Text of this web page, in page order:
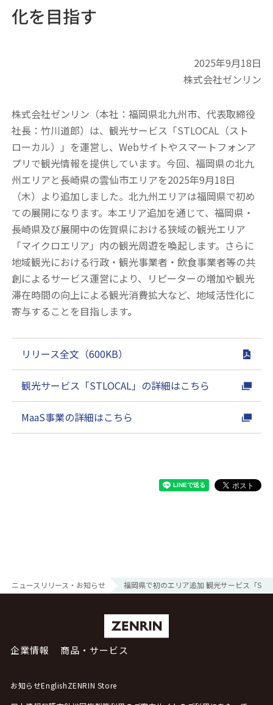
化を目指す
2025年9月18日
株式会社ゼンリン
株式会社ゼンリン（本社：福岡県北九州市、代表取締役
社長：竹川道郎）は、観光サービス「STLOCAL（スト
ローカル）」を運営し、Webサイトやスマートフォンア
プリで観光情報を提供しています。今回、福岡県の北九
州エリアと長崎県の雲仙市エリアを2025年9月18日
（木）より追加しました。北九州エリアは福岡県で初め
ての展開になります。本エリア追加を通じて、福岡県・
長崎県及び展開中の佐賀県における狭域の観光エリア
「マイクロエリア」内の観光周遊を喚起します。さらに
地域観光における行政・観光事業者・飲食事業者等の共
創によるサービス運営により、リピーターの増加や観光
滞在時間の向上による観光消費拡大など、地域活性化に
寄与することを目指します。
リリース全文（600KB）
観光サービス「STLOCAL」の詳細はこちら
MaaS事業の詳細はこちら
ニュースリリース・お知らせ 福岡県で初のエリア追加 観光サービス「
企業情報 商品・サービス
お知らせEnglishZENRIN Store